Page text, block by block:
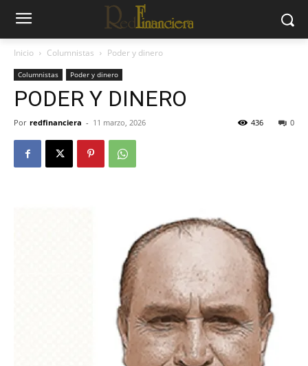
Inicio Columnistas Poder y dinero
Columnistas Poder y dinero
PODER Y DINERO
Por redfinanciera - 11 marzo, 2026 0
436